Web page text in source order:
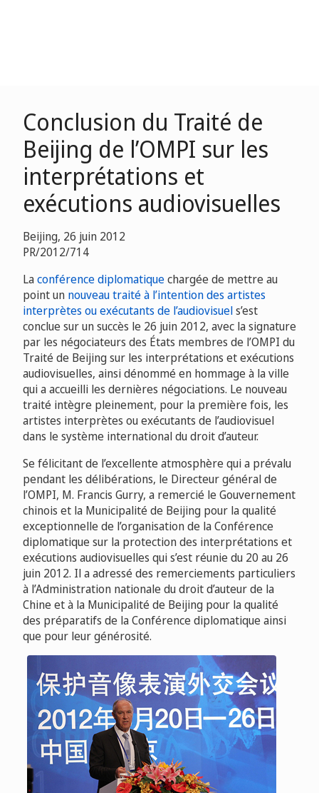
Conclusion du Traité de
Beijing de l’OMPI sur les
interprétations et
exécutions audiovisuelles
Beijing, 26 juin 2012
PR/2012/714
Laconférence diplomatiquechargée de mettre au
point un nouveau traité à l’intention des artistes
interprètes ou exécutants de l’audiovisuels’est
conclue sur un succès le 26 juin 2012, avec la signature
par les négociateurs des États membres de l’OMPI du
Traité de Beijing sur les interprétations et exécutions
audiovisuelles, ainsi dénommé en hommage à la ville
qui a accueilli les dernières négociations. Le nouveau
traité intègre pleinement, pour la première fois, les
artistes interprètes ou exécutants de l’audiovisuel
dans le système international du droit d’auteur.
Se félicitant de l’excellente atmosphère qui a prévalu
pendant les délibérations, le Directeur général de
l’OMPI, M. Francis Gurry, a remercié le Gouvernement
chinois et la Municipalité de Beijing pour la qualité
exceptionnelle de l’organisation de la Conférence
diplomatique sur la protection des interprétations et
exécutions audiovisuelles qui s’est réunie du 20 au 26
juin 2012. Il a adressé des remerciements particuliers
à l’Administration nationale du droit d’auteur de la
Chine et à la Municipalité de Beijing pour la qualité
des préparatifs de la Conférence diplomatique ainsi
que pour leur générosité.